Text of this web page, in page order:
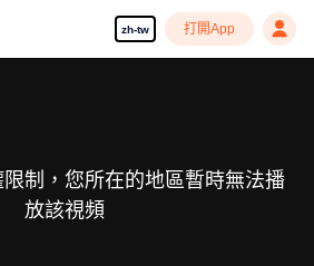
zh-tw 打開App
制，您所在的地區暫時無法播
放該視頻